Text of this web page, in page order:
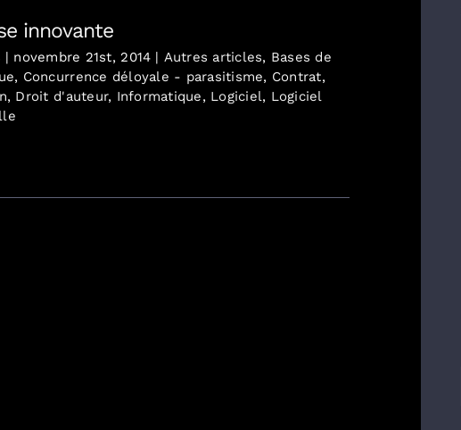
innovante
| novembre 21st, 2014 | Autres articles, Bases de
, Concurrence déloyale - parasitisme, Contrat,
, Droit d'auteur, Informatique, Logiciel, Logiciel